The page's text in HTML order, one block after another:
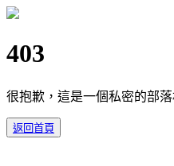
403
很抱歉，這是一個私密的部
返回首頁